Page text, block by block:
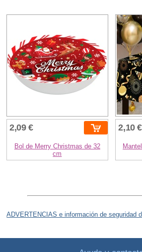
2,09 €
Bol de Merry Christmas de 32
cm
2,10 €
ADVERTENCIAS e información de seguridad